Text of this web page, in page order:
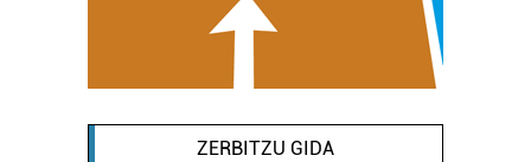
ZERBITZU GIDA